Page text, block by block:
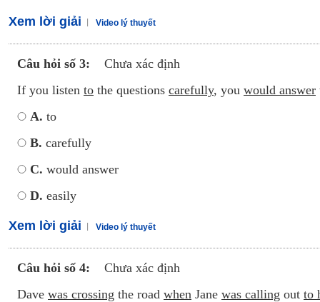
Xem lời giải Video lý thuyết
Câu hỏi số 3:
Chưa xác định
If you listen to the questions carefully, you would answer
A. to
B. carefully
C. would answer
D. easily
Xem lời giải Video lý thuyết
Câu hỏi số 4:
Chưa xác định
Dave was crossing the road when Jane was calling out to